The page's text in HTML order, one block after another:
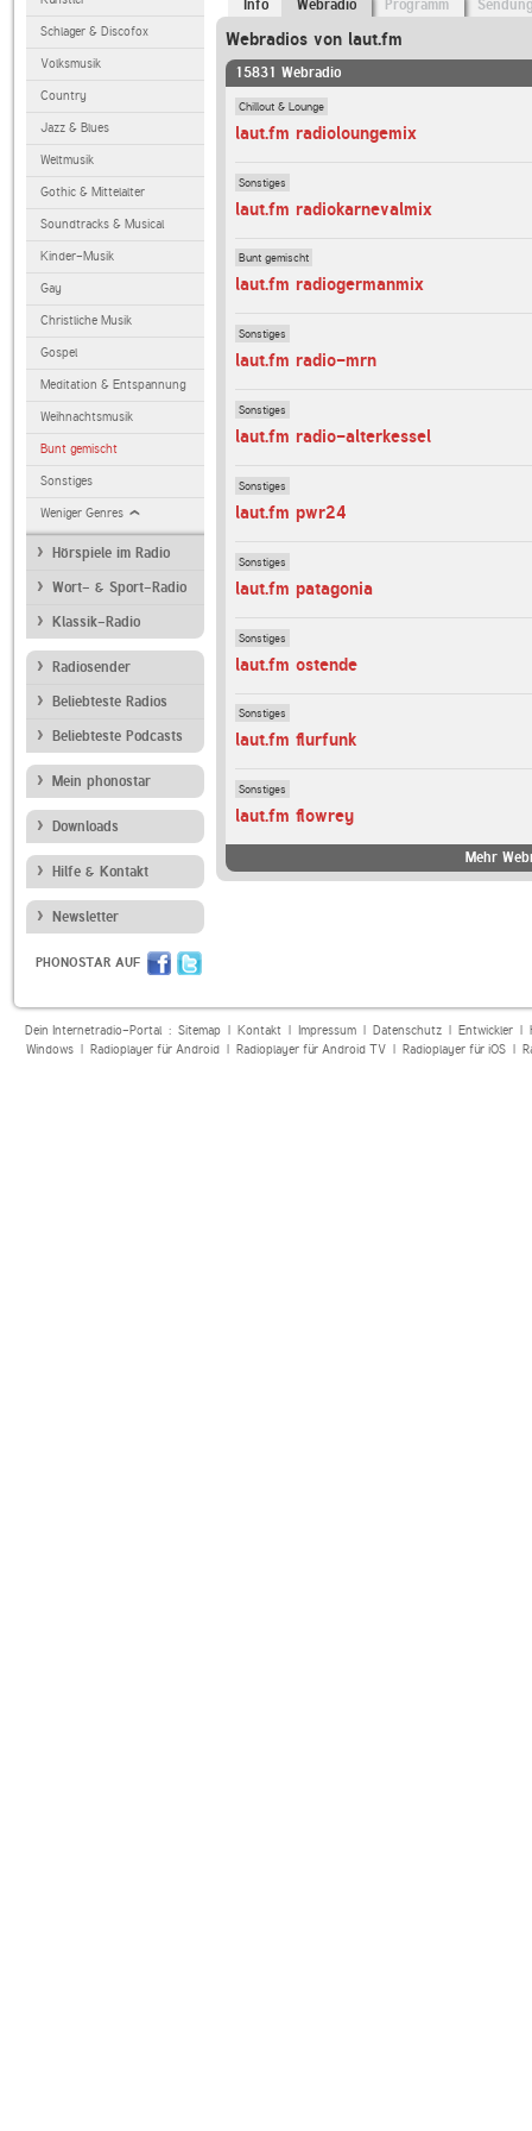
Schlager & Discofox
Volksmusik
Country
Jazz & Blues
Weltmusik
Gothic & Mittelalter
Soundtracks & Musical
Kinder-Musik
Gay
Christliche Musik
Gospel
Meditation & Entspannung
Weihnachtsmusik
Bunt gemischt
Sonstiges
Weniger Genres
Hörspiele im Radio
Wort- & Sport-Radio
Klassik-Radio
Radiosender
Beliebteste Radios
Beliebteste Podcasts
Mein phonostar
Downloads
Hilfe & Kontakt
Newsletter
PHONOSTAR AUF
Info Webradio Programm
Webradios von laut.fm
15831 Webradio
Chillout & Lounge
laut.fm radioloungemix
Sonstiges
laut.fm radiokarnevalmix
Bunt gemischt
laut.fm radiogermanmix
Sonstiges
laut.fm radio-mrn
Sonstiges
laut.fm radio-alterkessel
Sonstiges
laut.fm pwr24
Sonstiges
laut.fm patagonia
Sonstiges
laut.fm ostende
Sonstiges
laut.fm flurfunk
Sonstiges
laut.fm flowrey
Mehr
Dein Internetradio-Portal : Sitemap| Kontakt| Impressum| Datenschutz| Entwickler|
Windows| Radioplayer für Android| Radioplayer für Android TV| Radioplayer für iOS|